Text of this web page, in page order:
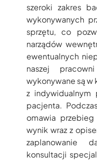
szeroki zakres
wykonywanych
sprzętu, co
narządów
ewentualnych
naszej
wykonywane są w
z
pacjenta.
omawia
wynik wraz z
zaplanowanie
konsultacji